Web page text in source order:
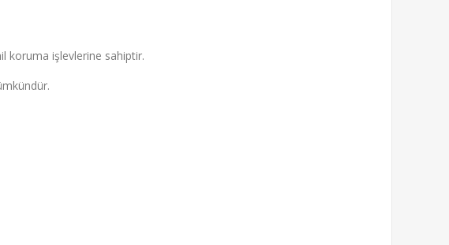
koruma işlevlerine sahiptir.